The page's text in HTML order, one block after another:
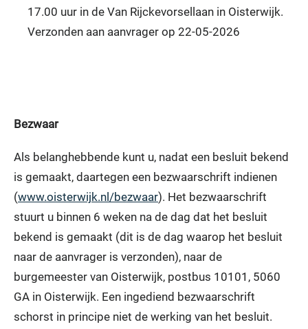
17.00 uur in de Van Rijckevorsellaan in Oisterwijk.
Verzonden aan aanvrager op 22-05-2026
Bezwaar
Als belanghebbende kunt u, nadat een besluit bekend
is gemaakt, daartegen een bezwaarschrift indienen
(www.oisterwijk.nl/bezwaar). Het bezwaarschrift
stuurt u binnen 6 weken na de dag dat het besluit
bekend is gemaakt (dit is de dag waarop het besluit
naar de aanvrager is verzonden), naar de
burgemeester van Oisterwijk, postbus 10101, 5060
GA in Oisterwijk. Een ingediend bezwaarschrift
schorst in principe niet de werking van het besluit.